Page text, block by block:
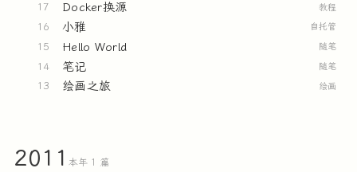
17 Docker换源 教程
16 小雅 自托管
15 Hello World 随笔
14 笔记 随笔
13 绘画之旅 绘画
2011 本年 1 篇